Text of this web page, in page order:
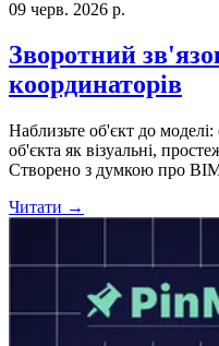
09 черв. 2026 р.
Зворотний
координаторів
Наблизьте об'єкт до
об'єкта як візуальні,
Створено з думкою про
Читати →